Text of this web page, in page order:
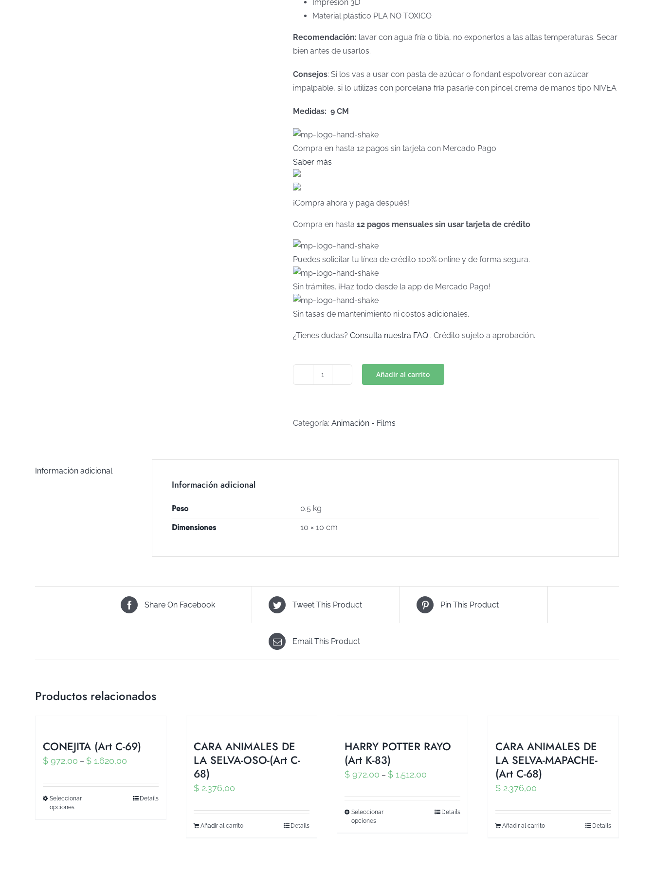
Impresión 3D
Material plástico PLA NO TOXICO
Recomendación: lavar con agua fría o tibia, no exponerlos a las altas temperaturas. Secar
bien antes de usarlos.
Consejos: Si los vas a usar con pasta de azúcar o fondant espolvorear con azúcar
impalpable, si lo utilizas con porcelana fría pasarle con pincel crema de manos tipo NIVEA
Medidas: 9 CM
Compra en hasta 12 pagos sin tarjeta con Mercado Pago
Saber más
¡Compra ahora y paga después!
Compra en hasta 12 pagos mensuales sin usar tarjeta de crédito
Puedes solicitar tu línea de crédito 100% online y de forma segura.
Sin trámites. ¡Haz todo desde la app de Mercado Pago!
Sin tasas de mantenimiento ni costos adicionales.
¿Tienes dudas? Consulta nuestra FAQ . Crédito sujeto a aprobación.
5
732)
Añadir al carrito
Categoría: Animación - Films
Información adicional
Información adicional
Peso 0.5 kg
Dimensiones 10 × 10 cm
Share On Facebook Tweet This Product Pin This Product
Email This Product
Productos relacionados
CONEJITA (Art C-69)
$ 972,00 – $ 1.620,00
Seleccionar
opciones
Details
CARA ANIMALES DE
LA SELVA-OSO-(Art C-
68)
$ 2.376,00
Añadir al carrito Details
HARRY POTTER RAYO
(Art K-83)
$ 972,00 – $ 1.512,00
Seleccionar
opciones
Details
CARA ANIMALES DE
LA SELVA-MAPACHE-
(Art C-68)
$ 2.376,00
Añadir al carrito Details